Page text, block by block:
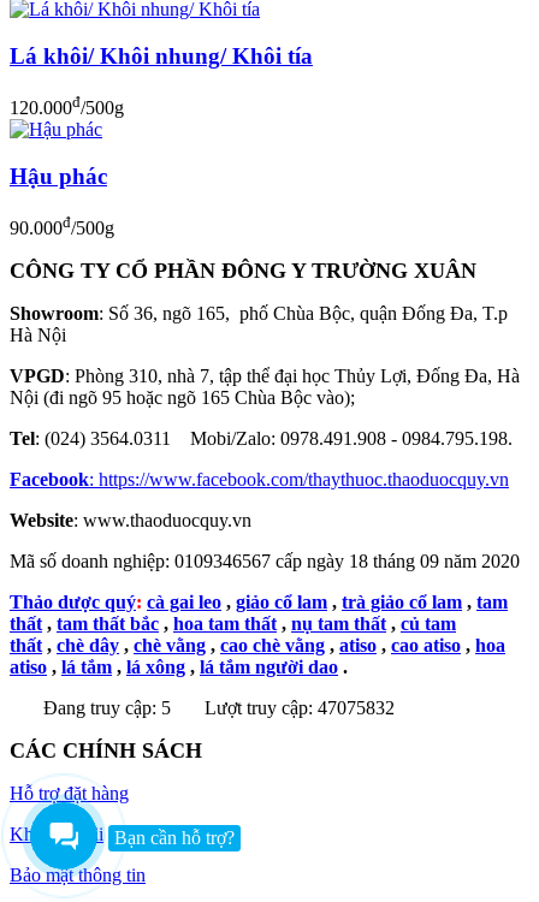
Lá khôi/ Khôi nhung/ Khôi tía
120.000đ/500g
Hậu phác
90.000đ/500g
CÔNG TY CỔ PHẦN ĐÔNG Y TRƯỜNG XUÂN
Showroom: Số 36, ngõ 165, phố Chùa Bộc, quận Đống Đa, T.p
Hà Nội
VPGD: Phòng 310, nhà 7, tập thể đại học Thủy Lợi, Đống Đa, Hà
Nội (đi ngõ 95 hoặc ngõ 165 Chùa Bộc vào);
Tel: (024) 3564.0311 Mobi/Zalo: 0978.491.908 - 0984.795.198.
Facebook: https://www.facebook.com/thaythuoc.thaoduocquy.vn
Website: www.thaoduocquy.vn
Mã số doanh nghiệp: 0109346567 cấp ngày 18 tháng 09 năm 2020
Thảo dược quý: cà gai leo , giảo cổ lam , trà giảo cổ lam , tam
thất , tam thất bắc , hoa tam thất , nụ tam thất , củ tam
thất , chè dây , chè vằng , cao chè vằng , atiso , cao atiso , hoa
atiso , lá tắm , lá xông , lá tắm người dao .
Đang truy cập: 5
Lượt truy cập: 47075832
CÁC CHÍNH SÁCH
Hỗ trợ đặt hàng
Khuyến mãi
Bảo mật thông tin
Bạn cần hỗ trợ?